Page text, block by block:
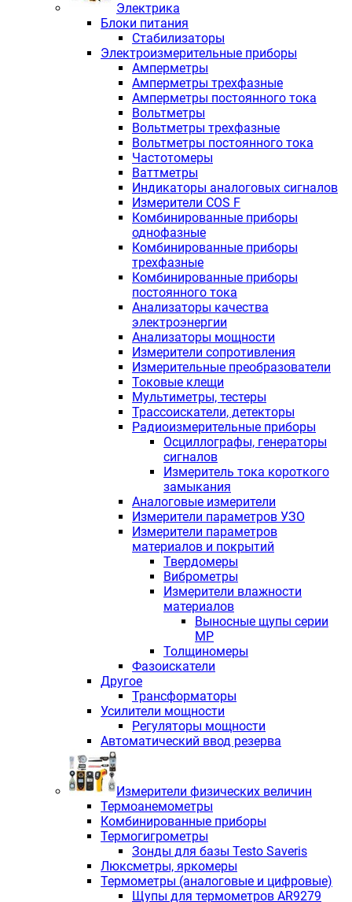
Электрика
Блоки питания
Стабилизаторы
Электроизмерительные приборы
Амперметры
Амперметры трехфазные
Амперметры постоянного тока
Вольтметры
Вольтметры трехфазные
Вольтметры постоянного тока
Частотомеры
Ваттметры
Индикаторы аналоговых сигналов
Измерители COS F
Комбинированные приборы
однофазные
Комбинированные приборы
трехфазные
Комбинированные приборы
постоянного тока
Анализаторы качества
электроэнергии
Анализаторы мощности
Измерители сопротивления
Измерительные преобразователи
Токовые клещи
Мультиметры, тестеры
Трассоискатели, детекторы
Радиоизмерительные приборы
Осциллографы, генераторы
сигналов
Измеритель тока короткого
замыкания
Аналоговые измерители
Измерители параметров УЗО
Измерители параметров
материалов и покрытий
Твердомеры
Виброметры
Измерители влажности
материалов
Выносные щупы серии
МР
Толщиномеры
Фазоискатели
Другое
Трансформаторы
Усилители мощности
Регуляторы мощности
Автоматический ввод резерва
Измерители физических величин
Термоанемометры
Комбинированные приборы
Термогигрометры
Зонды для базы Testo Saveris
Люксметры, яркомеры
Термометры (аналоговые и цифровые)
Щупы для термометров AR9279